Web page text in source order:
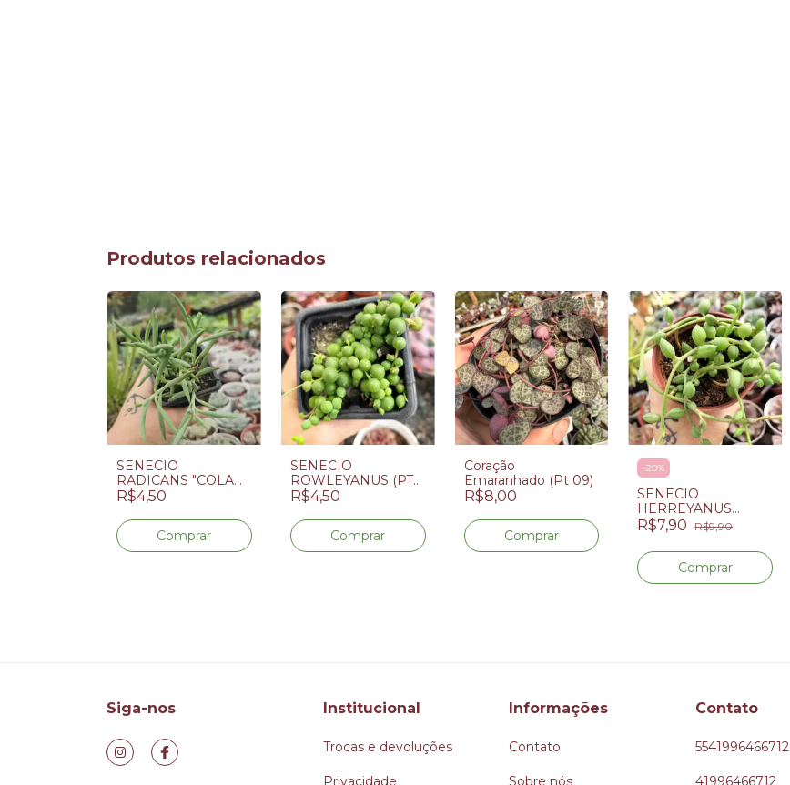
Produtos relacionados
SENECIO
RADICANS "COLAR
DE ANZOL" (PT 7)
R$4,50
SENECIO
ROWLEYANUS (PT
7) - COLAR DE
PÉROLAS
R$4,50
Coração
Emaranhado (Pt 09)
R$8,00
-20%
SENECIO
HERREYANUS
COLAR DE
MELANCIA (PT 9)
R$7,90 R$9,90
Siga-nos Institucional
Trocas e devoluções
Privacidade
Informações
Contato
Sobre nós
Contato
5541996466712
41996466712